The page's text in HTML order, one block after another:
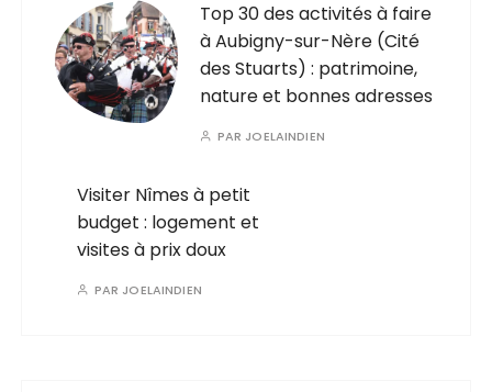
Top 30 des activités à faire
à Aubigny-sur-Nère (Cité
des Stuarts) : patrimoine,
nature et bonnes adresses
PAR JOELAINDIEN
Visiter Nîmes à petit
budget : logement et
visites à prix doux
PAR JOELAINDIEN